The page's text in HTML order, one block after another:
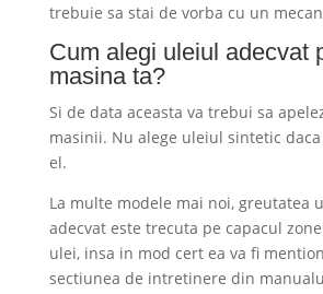
trebuie sa stai de vorba cu un
Cum alegi uleiul adecvat
masina ta?
Si de data aceasta va trebui sa
masinii. Nu alege uleiul sintetic
el.
La multe modele mai noi, greutatea
adecvat este trecuta pe capacul
ulei, insa in mod cert ea va fi
sectiunea de intretinere din